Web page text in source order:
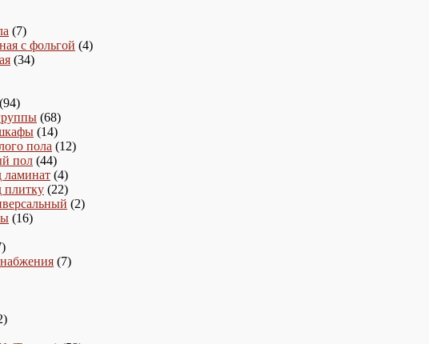
77
товаров
с фольгой 44
3434
9494
товара6868
товаров
1414
товаров
пола 1212
пол 4444
товара
ламинат 44
товара
плитку 2222
товара
22
1616
27
товаров
77
22